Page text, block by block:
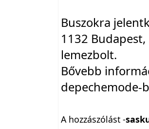
Buszokra
1132
lemezbolt.
Bővebb
depechemode-
A hozzászólást -